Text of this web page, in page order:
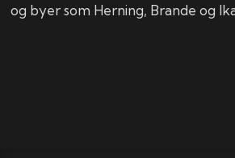
og byer som Herning, Brande og